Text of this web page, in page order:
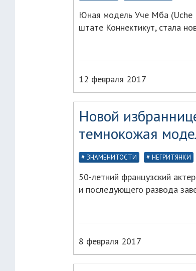
Юная модель Уче Мба (Uche
штате Коннектикут, стала
12 февраля 2017
Новой
темнокожая
ЗНАМЕНИТОСТИ НЕГРИТЯНКИ
50-летний французский
и последующего развода
8 февраля 2017